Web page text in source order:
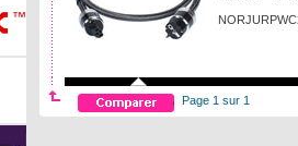
Page 1 sur 1